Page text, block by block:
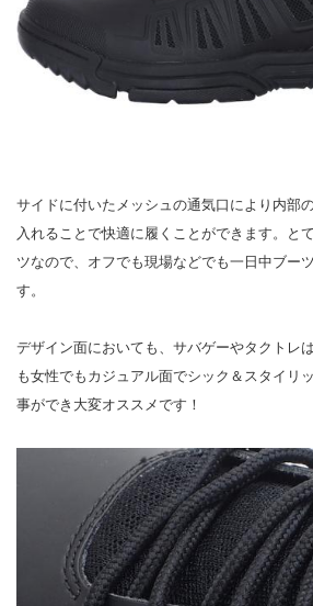
サイドに付いたメッシュの通気口により内部
入れることで快適に履くことができます。と
ツなので、オフでも現場などでも一日中ブー
す。
デザイン面においても、サバゲーやタクトレ
も女性でもカジュアル面でシック＆スタイリ
事ができ大変オススメです！